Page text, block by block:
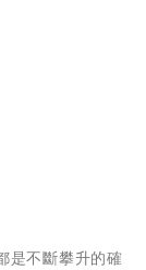
是不斷攀升的確